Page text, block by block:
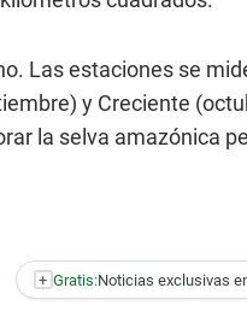
Las estaciones se
y Creciente
la selva amazónica
+ Gratis:Noticias exclusivas